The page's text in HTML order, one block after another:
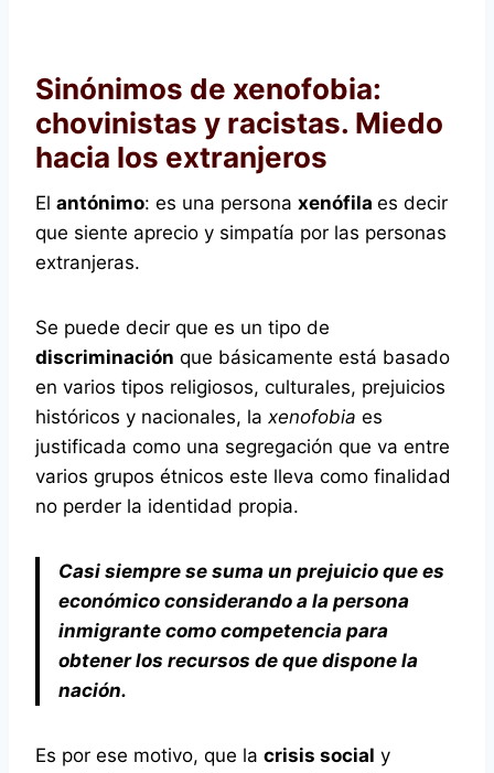
Sinónimos de xenofobia:
chovinistas y racistas. Miedo
hacia los extranjeros
El antónimo: es una persona xenófila es decir
que siente aprecio y simpatía por las personas
extranjeras.
Se puede decir que es un tipo de
discriminación que básicamente está basado
en varios tipos religiosos, culturales, prejuicios
históricos y nacionales, la xenofobia es
justificada como una segregación que va entre
varios grupos étnicos este lleva como finalidad
no perder la identidad propia.
Casi siempre se suma un prejuicio que es
económico considerando a la persona
inmigrante como competencia para
obtener los recursos de que dispone la
nación.
Es por ese motivo, que la crisis social y